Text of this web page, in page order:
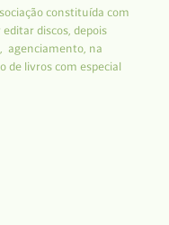
constituída com
discos, depois
agenciamento, na
de livros com especial